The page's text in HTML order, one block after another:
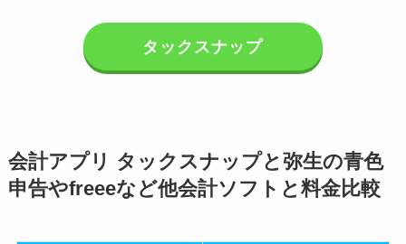
タックスナップ
会計アプリ タックスナップと弥生の青色
申告やfreeeなど他会計ソフトと料金比較